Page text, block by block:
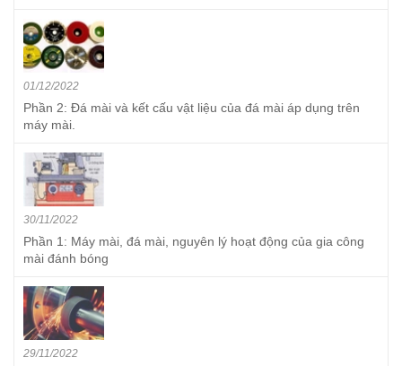
01/12/2022
Phần 2: Đá mài và kết cấu vật liệu của đá mài áp dụng trên
máy mài.
30/11/2022
Phần 1: Máy mài, đá mài, nguyên lý hoạt động của gia công
mài đánh bóng
29/11/2022